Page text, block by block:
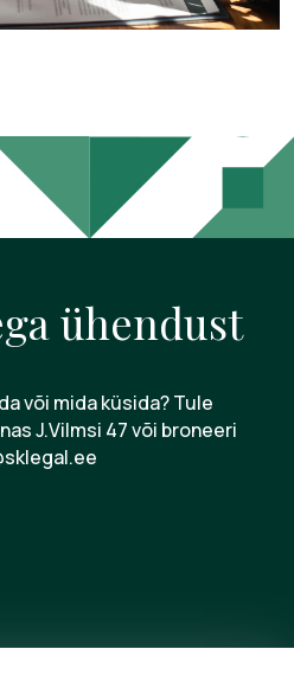
ühendust
või mida küsida? Tule
J.Vilmsi 47 või broneeri